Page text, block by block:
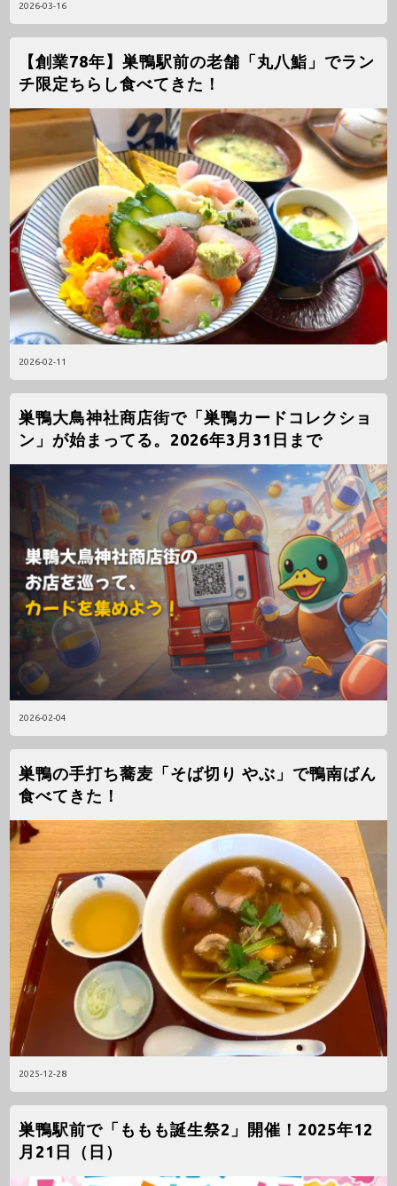
2026-03-16
2026-02-11
【創業78年】巣鴨駅前の老舗「丸八鮨」でラン
チ限定ちらし食べてきた！
2026-02-04
巣鴨大鳥神社商店街で「巣鴨カードコレクショ
ン」が始まってる。2026年3月31日まで
2025-12-28
巣鴨の手打ち蕎麦「そば切り やぶ」で鴨南ばん
食べてきた！
巣鴨駅前で「ももも誕生祭2」開催！2025年12
月21日（日）